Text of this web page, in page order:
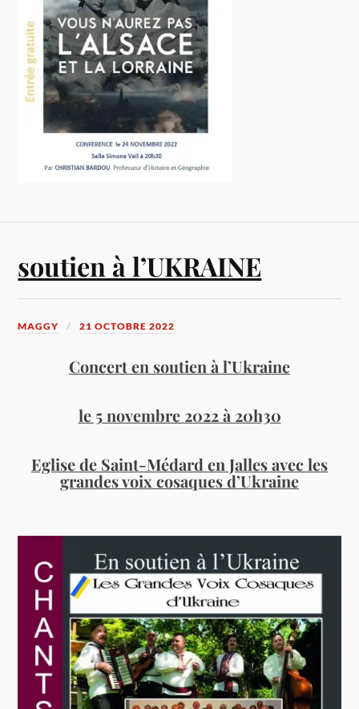
soutien à l’UKRAINE
MAGGY 21 OCTOBRE 2022
Concert en soutien à l’Ukraine
le 5 novembre 2022 à 20h30
Eglise de Saint-Médard en Jalles avec les
grandes voix cosaques d’Ukraine